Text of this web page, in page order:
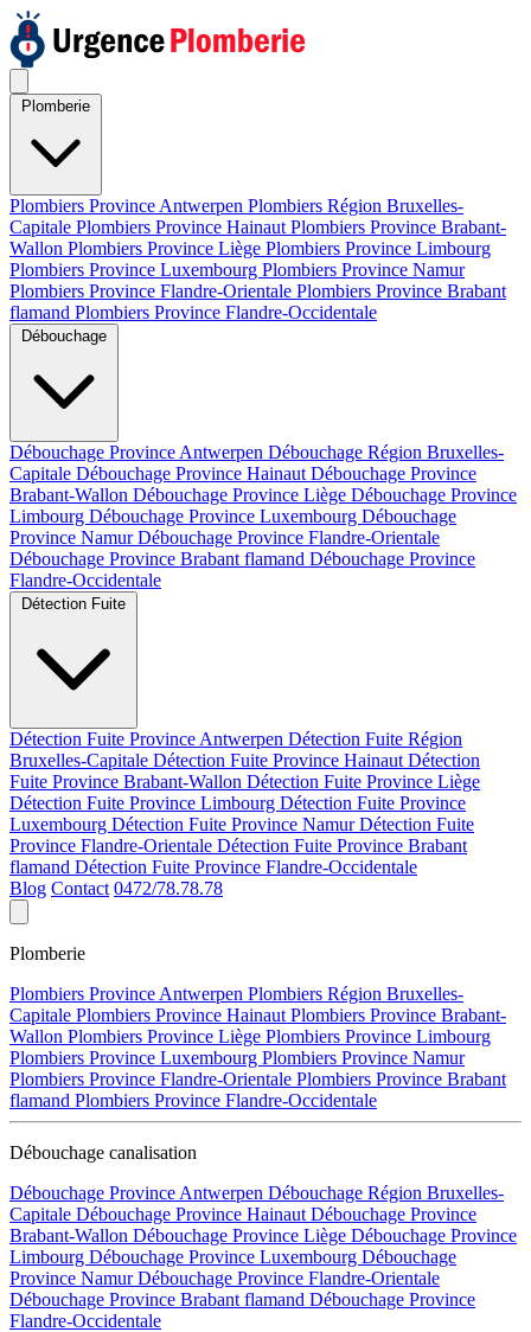
Plombiers Province Antwerpen Plombiers Région Bruxelles-
Capitale Plombiers Province Hainaut Plombiers Province Brabant-
Wallon Plombiers Province Liège Plombiers Province Limbourg
Plombiers Province Luxembourg Plombiers Province Namur
Plombiers Province Flandre-Orientale Plombiers Province Brabant
flamand Plombiers Province Flandre-Occidentale
Débouchage Province Antwerpen Débouchage Région Bruxelles-
Capitale Débouchage Province Hainaut Débouchage Province
Brabant-Wallon Débouchage Province Liège Débouchage Province
Limbourg Débouchage Province Luxembourg Débouchage
Province NamurDébouchage Province Flandre-Orientale
Débouchage Province Brabant flamand Débouchage Province
Flandre-Occidentale
Détection Fuite Province Antwerpen Détection Fuite Région
Bruxelles-Capitale Détection Fuite Province Hainaut Détection
Fuite Province Brabant-Wallon Détection Fuite Province Liège
Détection Fuite Province Limbourg Détection Fuite Province
Luxembourg Détection Fuite Province NamurDétection Fuite
Province Flandre-Orientale Détection Fuite Province Brabant
flamand Détection Fuite Province Flandre-Occidentale
Blog Contact 0472/78.78.78
Plomberie
Plombiers Province Antwerpen Plombiers Région Bruxelles-
Capitale Plombiers Province Hainaut Plombiers Province Brabant-
Wallon Plombiers Province Liège Plombiers Province Limbourg
Plombiers Province Luxembourg Plombiers Province Namur
Plombiers Province Flandre-Orientale Plombiers Province Brabant
flamand Plombiers Province Flandre-Occidentale
Débouchage canalisation
Débouchage Province Antwerpen Débouchage Région Bruxelles-
Capitale Débouchage Province Hainaut Débouchage Province
Brabant-Wallon Débouchage Province Liège Débouchage Province
Limbourg Débouchage Province Luxembourg Débouchage
Province NamurDébouchage Province Flandre-Orientale
Débouchage Province Brabant flamand Débouchage Province
Flandre-Occidentale